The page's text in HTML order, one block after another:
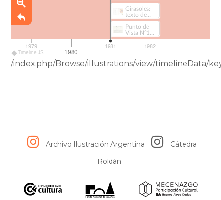
Timeline JS
Girasoles:
texto de
lectura para
cuarto
grado (262)
Punto de
Vista Nº11
(374)
1980
1979 1981 1982
/index.php/Browse/illustrations/view/timelineData/
Archivo Ilustración Argentina
Cátedra
Roldán